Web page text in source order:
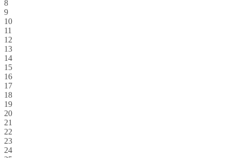
8
9
10
11
12
13
14
15
16
17
18
19
20
21
22
23
24